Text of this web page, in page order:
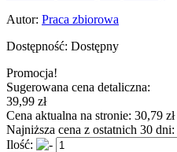
Autor: Praca zbiorowa
Dostępność: Dostępny
Promocja!
Sugerowana cena detaliczna:
39,99 zł
Cena aktualna na stronie: 30,79 zł
Najniższa cena z ostatnich 30 dni:
Ilość: